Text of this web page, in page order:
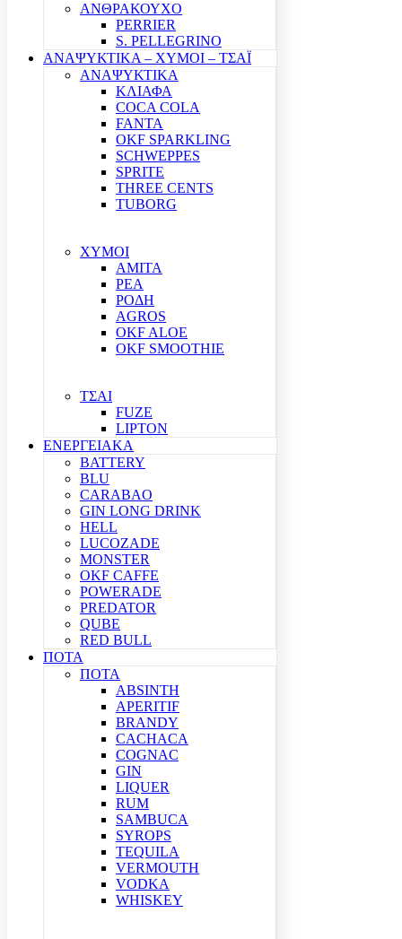
ΑΝΘΡΑΚΟΥΧΟ
PERRIER
S. PELLEGRINO
ΑΝΑΨΥΚΤΙΚΑ – ΧΥΜΟΙ – ΤΣΑΪ
ΑΝΑΨΥΚΤΙΚΑ
ΚΛΙΑΦΑ
COCA COLA
FANTA
OKF SPARKLING
SCHWEPPES
SPRITE
THREE CENTS
TUBORG
ΧΥΜΟΙ
ΑΜΙΤΑ
ΡΕΑ
ΡΟΔΗ
AGROS
OKF ALOE
OKF SMOOTHIE
ΤΣΑΙ
FUZE
LIPTON
ΕΝΕΡΓΕΙΑΚΑ
BATTERY
BLU
CARABAO
GIN LONG DRINK
HELL
LUCOZADE
MONSTER
OKF CAFFE
POWERADE
PREDATOR
QUBE
RED BULL
ΠΟΤΑ
ΠΟΤΑ
ABSINTH
APERITIF
BRANDY
CACHACA
COGNAC
GIN
LIQUER
RUM
SAMBUCA
SYROPS
TEQUILA
VERMOUTH
VODKA
WHISKEY